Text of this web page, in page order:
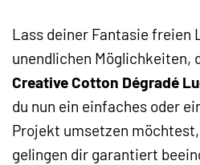
Lass deiner Fantasie freien
unendlichen Möglichkeiten,
Creative Cotton Dégradé
du nun ein einfaches oder
Projekt umsetzen
gelingen dir garantiert